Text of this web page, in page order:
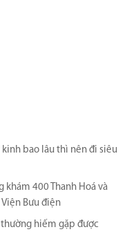
kinh bao lâu thì nên đi siêu
khám 400 Thanh Hoá và
Bưu điện
hiếm gặp được